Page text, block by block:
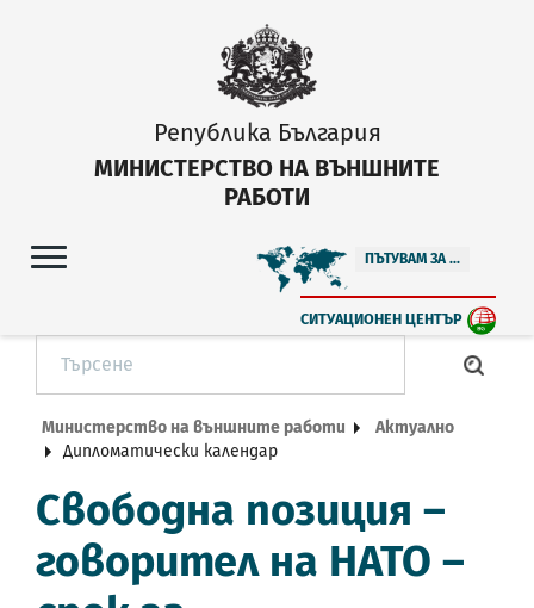
Република България
МИНИСТЕРСТВО НА ВЪНШНИТЕ
РАБОТИ
ПЪТУВАМ ЗА ...
СИТУАЦИОНЕН ЦЕНТЪР
Министерство на външните работи
Актуално
Дипломатически календар
Свободна позиция –
говорител на НАТО –